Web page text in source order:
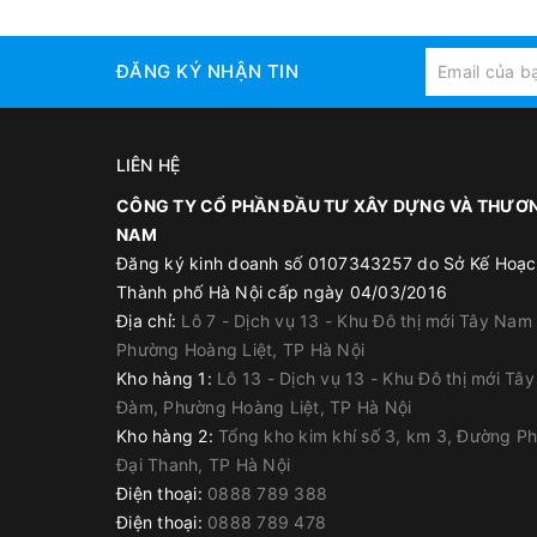
- Low - VOCs, an toàn cho sức khỏe con người và
- An toàn khi sử dụng với bể nước sạch.
Ứng dụng
Sản phẩm sử dụng để chống thấm tại các khu vực:
- Khu vực thường xuyên âm ướt: Ban công, lô gia,
- Bể chứa: Bể chứa nước PCCC, bể chứa nước sinh
- Hố thang máy.
Đóng gói
Xô 5 kg:
Polypropylene Elastomer
ĐĂNG KÝ NHẬN TIN
LIÊN HỆ
CÔNG TY CỔ PHẦN ĐẦU TƯ XÂY DỰNG VÀ
NAM
Đăng ký kinh doanh số 0107343257 do Sở Kế
Thành phố Hà Nội cấp ngày 04/03/2016
Địa chỉ: Lô 7 - Dịch vụ 13 - Khu Đô thị mới Tây Nam
Phường Hoàng Liệt, TP Hà Nội
Kho hàng 1: Lô 13 - Dịch vụ 13 - Khu Đô thị mới
Đàm, Phường Hoàng Liệt, TP Hà Nội
Kho hàng 2: Tổng kho kim khí số 3, km 3, Đường
Đại Thanh, TP Hà Nội
Điện thoại: 0888 789 388
Điện thoại: 0888 789 478